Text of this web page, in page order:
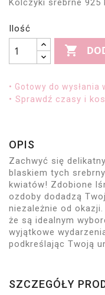
Kolczyki srebrne 925
Ilość

• Gotowy do wysłania
• Sprawdź czasy i
OPIS
Zachwyć się
blaskiem tych
kwiatów! Zdobione
ozdoby dodadzą
niezależnie od
że są idealnym
wyjątkowe
podkreślając Twoją
SZCZEGÓŁY